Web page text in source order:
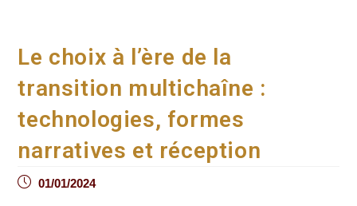
Le choix à l’ère de la
transition multichaîne :
technologies, formes
narratives et réception
Post01/01/2024